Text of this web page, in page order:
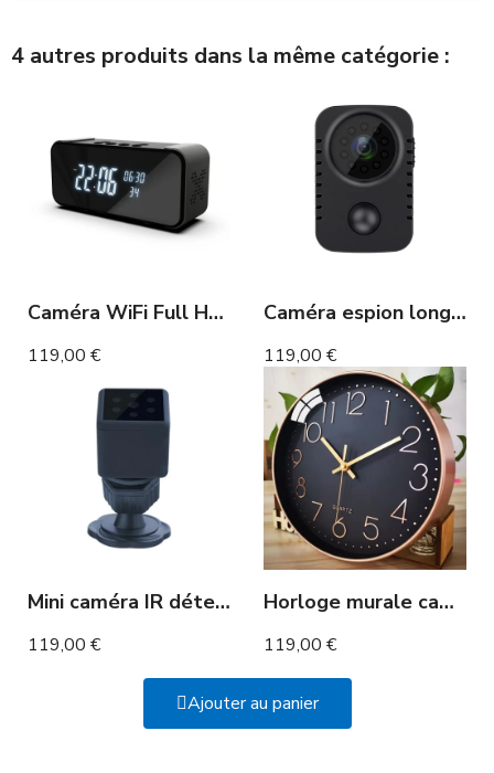
4 autres produits dans la même catégorie :
Caméra WiFi Full HD dans Réveil Bluetooth
119,00 €
Caméra espion longue autonomie 3 mois avec détection de mouvement
119,00 €
Mini caméra IR détection de mouvement 2h Full HD
119,00 €
Horloge murale caméra full HD WIFI détection de mouvement
119,00 €
Ajouter au panier